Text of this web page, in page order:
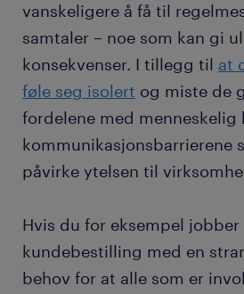
vanskeligere å få til
samtaler – noe som kan gi
konsekvenser. I tillegg til at
føle seg isolert og miste de
fordelene med menneskelig
kommunikasjonsbarrierene
påvirke ytelsen til
Hvis du for eksempel
kundebestilling med en
behov for at alle som er